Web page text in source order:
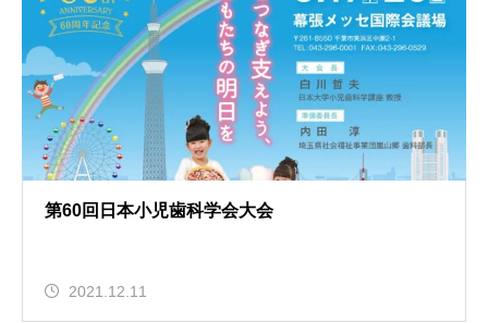
第60回日本小児歯科学会大会
2021.12.11